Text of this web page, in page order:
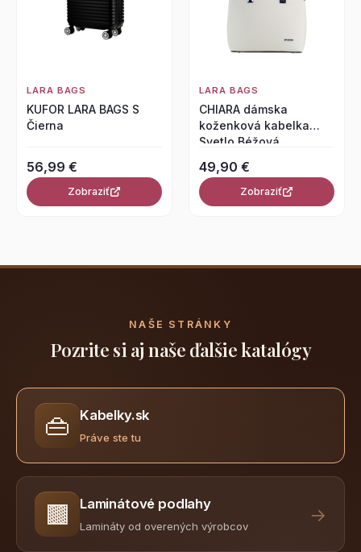
LARA BAGS
KUFOR LARA BAGS S
Čierna
56,99 €
Zobraziť
LARA BAGS
CHIARA dámska
koženková kabelka
Svetlo Béžová
49,90 €
Zobraziť
NAŠE STRÁNKY
Pozrite si aj naše ďalšie katalógy
👜 Kabelky.sk
Práve ste tu
🟫 Laminátové podlahy
Lamináty od overených výrobcov
→